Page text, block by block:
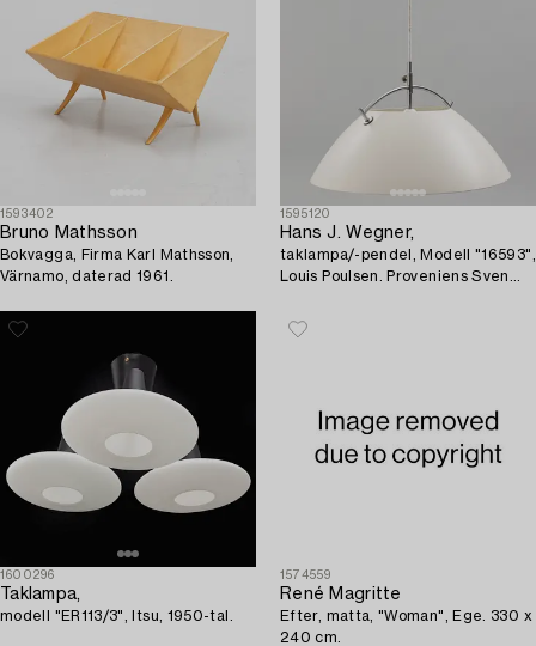
1593402
Bruno Mathsson
Bokvagga, Firma Karl Mathsson,
Värnamo, daterad 1961.
1595120
Hans J. Wegner,
taklampa/-pendel, Modell "16593",
Louis Poulsen. Proveniens Sven
1600296
Taklampa,
modell "ER113/3", Itsu, 1950-tal.
1574559
René Magritte
Efter, matta, "Woman", Ege. 330 x
240 cm.